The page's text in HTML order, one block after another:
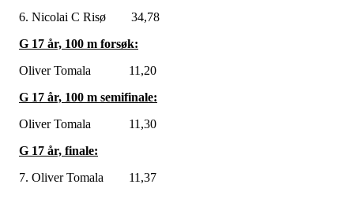
6. Nicolai C Risø 34,78
G 17 år, 100 m forsøk:
Oliver Tomala 11,20
G 17 år, 100 m semifinale:
Oliver Tomala 11,30
G 17 år, finale:
7. Oliver Tomala 11,37